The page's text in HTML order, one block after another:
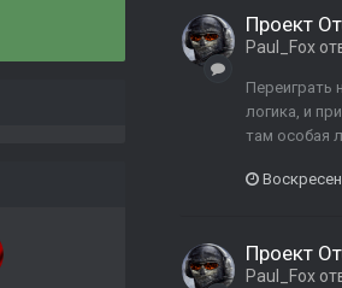
Проект
Paul_Fox
Переиграть
логика, и
там особая
Проект
Paul_Fox